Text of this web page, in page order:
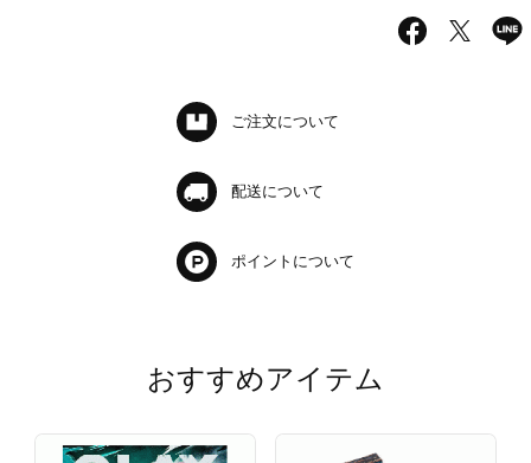
ご注文について
配送について
ポイントについて
おすすめアイテム